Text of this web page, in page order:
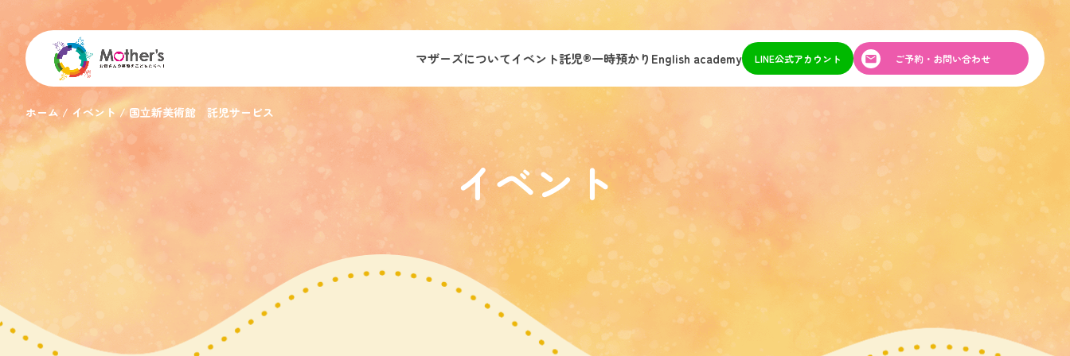
マザーズについてイベント託児®︎一時預かり English academy LINE公式アカウント ご予約・お問い合わせ
ホーム イベント 国立新美術館 託児サービス
イベント